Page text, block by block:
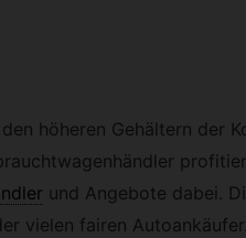
höheren Gehältern der
und Angebote dabei.
vielen fairen